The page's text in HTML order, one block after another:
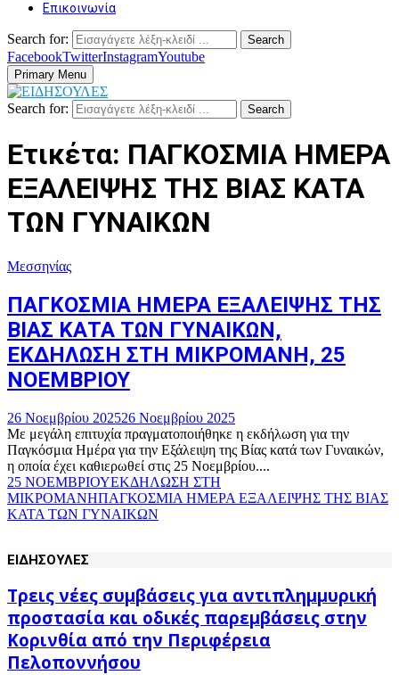
Επικοινωνία
Search for: Search
FacebookTwitterInstagramYoutube
Primary Menu
Search for: Search
Ετικέτα: ΠΑΓΚΟΣΜΙΑ ΗΜΕΡΑ
ΕΞΑΛΕΙΨΗΣ ΤΗΣ ΒΙΑΣ ΚΑΤΑ
ΤΩΝ ΓΥΝΑΙΚΩΝ
Μεσσηνίας
ΠΑΓΚΟΣΜΙΑ ΗΜΕΡΑ ΕΞΑΛΕΙΨΗΣ ΤΗΣ
ΒΙΑΣ ΚΑΤΑ ΤΩΝ ΓΥΝΑΙΚΩΝ,
ΕΚΔΗΛΩΣΗ ΣΤΗ ΜΙΚΡΟΜΑΝΗ, 25
ΝΟΕΜΒΡΙΟΥ
26 Νοεμβρίου 202526 Νοεμβρίου 2025
Με μεγάλη επιτυχία πραγματοποιήθηκε η εκδήλωση για την
Παγκόσμια Ημέρα για την Εξάλειψη της Βίας κατά των Γυναικών,
η οποία έχει καθιερωθεί στις 25 Νοεμβρίου....
25 ΝΟΕΜΒΡΙΟΥΕΚΔΗΛΩΣΗ ΣΤΗ
ΜΙΚΡΟΜΑΝΗΠΑΓΚΟΣΜΙΑ ΗΜΕΡΑ ΕΞΑΛΕΙΨΗΣ ΤΗΣ ΒΙΑΣ
ΚΑΤΑ ΤΩΝ ΓΥΝΑΙΚΩΝ
ΕΙΔΗΣΟΥΛΕΣ
Τρεις νέες συμβάσεις για αντιπλημμυρική
προστασία και οδικές παρεμβάσεις στην
Κορινθία από την Περιφέρεια
Πελοποννήσου